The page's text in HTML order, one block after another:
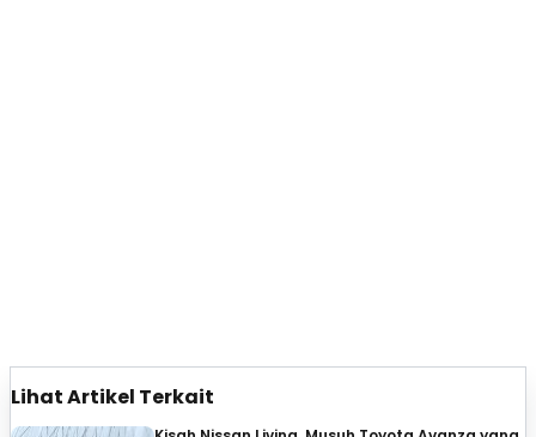
Lihat Artikel Terkait